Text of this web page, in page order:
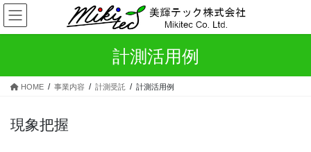
コ
ン
テ
へ
ナ
ビ
ゲ
ョ
計測活用例
HOME 事業内容 計測受託 計測活用例
現象把握